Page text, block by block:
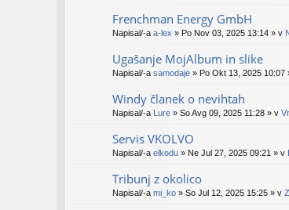
Frenchman Energy GmbH
Napisal/-a a-lex » Po Nov 03, 2025 13:14 » v
Ugašanje MojAlbum in slike
Napisal/-a samodaje » Po Okt 13, 2025 10:07
Windy članek o nevihtah
Napisal/-a Lure » So Avg 09, 2025 11:28 » v
Servis VKOLVO
Napisal/-a elkodu » Ne Jul 27, 2025 09:21 » v
Tribunj z okolico
Napisal/-a mi_ko » So Jul 12, 2025 15:25 » v